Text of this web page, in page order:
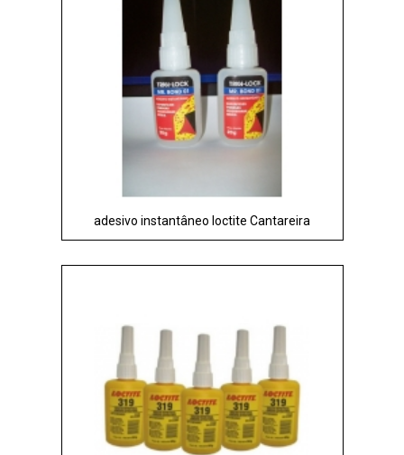
adesivo instantâneo loctite Cantareira